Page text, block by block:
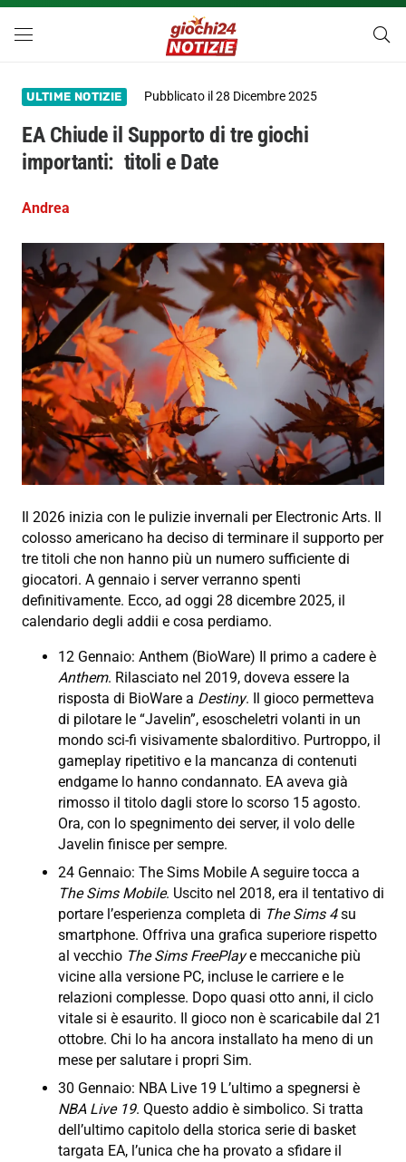
ULTIME NOTIZIE Pubblicato il28 Dicembre 2025
EA Chiude il Supporto di tre giochi
importanti: titoli e Date
Andrea
Il 2026 inizia con le pulizie invernali per Electronic Arts. Il
colosso americano ha deciso di terminare il supporto per
tre titoli che non hanno più un numero sufficiente di
giocatori. A gennaio i server verranno spenti
definitivamente. Ecco, ad oggi 28 dicembre 2025, il
calendario degli addii e cosa perdiamo.
12 Gennaio: Anthem (BioWare) Il primo a cadere è
Anthem. Rilasciato nel 2019, doveva essere la
risposta di BioWare a Destiny. Il gioco permetteva
di pilotare le “Javelin”, esoscheletri volanti in un
mondo sci-fi visivamente sbalorditivo. Purtroppo, il
gameplay ripetitivo e la mancanza di contenuti
endgame lo hanno condannato. EA aveva già
rimosso il titolo dagli store lo scorso 15 agosto.
Ora, con lo spegnimento dei server, il volo delle
Javelin finisce per sempre.
24 Gennaio: The Sims Mobile A seguire tocca a
The Sims Mobile. Uscito nel 2018, era il tentativo di
portare l’esperienza completa di The Sims 4su
smartphone. Offriva una grafica superiore rispetto
al vecchio The Sims FreePlaye meccaniche più
vicine alla versione PC, incluse le carriere e le
relazioni complesse. Dopo quasi otto anni, il ciclo
vitale si è esaurito. Il gioco non è scaricabile dal 21
ottobre. Chi lo ha ancora installato ha meno di un
mese per salutare i propri Sim.
30 Gennaio: NBA Live 19 L’ultimo a spegnersi è
NBA Live 19. Questo addio è simbolico. Si tratta
dell’ultimo capitolo della storica serie di basket
targata EA, l’unica che ha provato a sfidare il